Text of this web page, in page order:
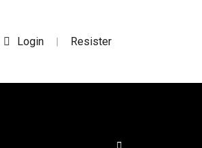
Login | Resister